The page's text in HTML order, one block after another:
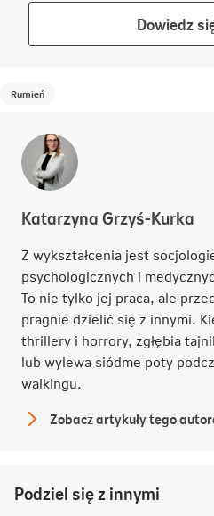
Dowiedz
Rumień
Katarzyna Grzyś-Kurka
Z wykształcenia jest
psychologicznych i
To nie tylko jej praca, ale
pragnie dzielić się z innymi.
thrillery i horrory, zgłębia
lub wylewa siódme poty
walkingu.
Katarzyna
Zobacz artykuły tego
Podziel się z innymi